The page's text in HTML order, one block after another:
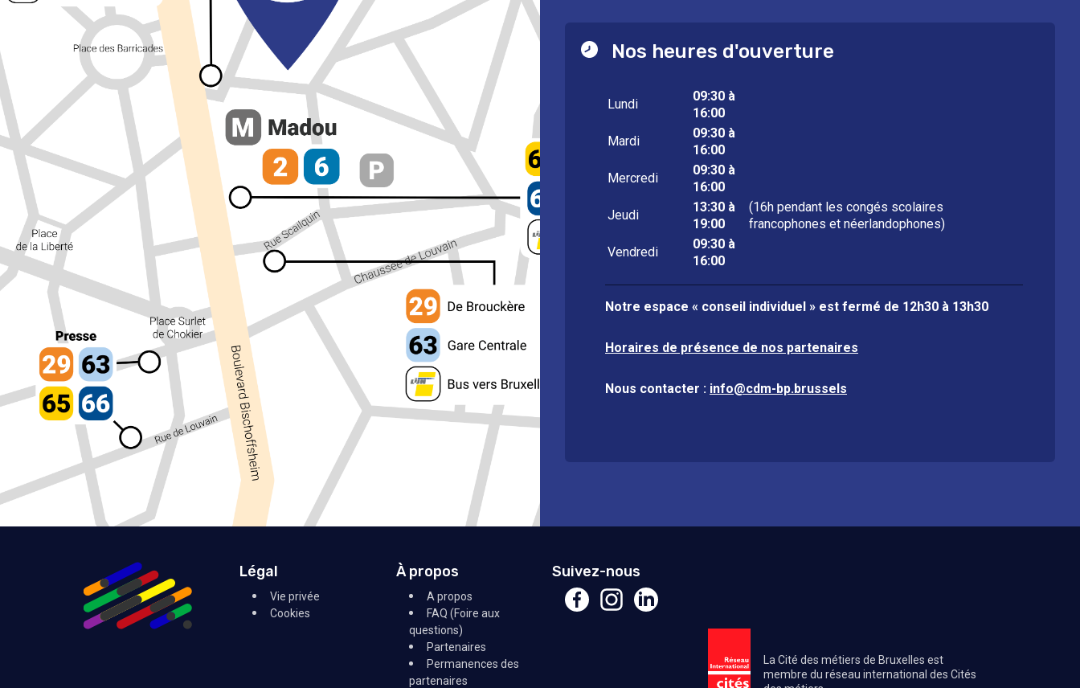
Nos heures d'ouverture
Lundi
09:30 à
16:00
Mardi
09:30 à
16:00
Mercredi
09:30 à
16:00
Jeudi
13:30 à
19:00
(16h pendant les congés scolaires
francophones et néerlandophones)
Vendredi
09:30 à
16:00
Notre espace « conseil individuel » est fermé de 12h30 à 13h30
Horaires de présence de nos partenaires
Nous contacter : info@cdm-bp.brussels
Légal
Vie privée
Cookies
À propos
A propos
FAQ (Foire aux
questions)
Partenaires
Permanences des
partenaires
Suivez-nous
La Cité des métiers de Bruxelles est
membre du réseau international des Cités